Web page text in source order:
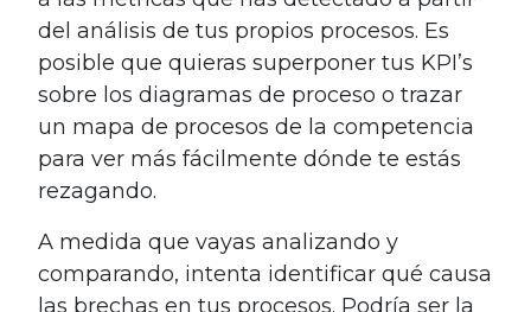
del análisis de tus propios procesos. Es
posible que quieras superponer tus KPI’s
sobre los diagramas de proceso o trazar
un mapa de procesos de la competencia
para ver más fácilmente dónde te estás
rezagando.
A medida que vayas analizando y
comparando, intenta identificar qué causa
las brechas en tus procesos. Podría ser la